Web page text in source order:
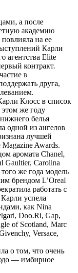
а после
академию
на ее
Карли
агентства Elite
контракт.
в
друга,
Клосс в список
же году
белья
одной из ангелов
лучшей
Awards.
аромата Chanel,
Gaultier, Carolina
же года модель
брендом L’Oreal
работать с
успела
как Nina
Doo.Ri, Gap,
of Scotland, Marc
Versace,
о том, что очень
— имбирное